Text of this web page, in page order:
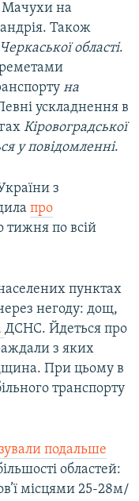
Мачухи на
Також
Черкаської області.
на
ускладнення в
Кіровоградської
у повідомленні.
з
про
тижня по всій
пунктах
негоду: дощ,
ДСНС. Йдеться про
з яких
При цьому в
транспорту
подальше
областей:
місцями 25-28м/